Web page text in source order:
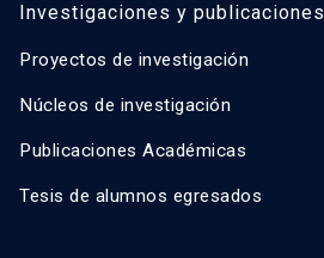
Investigaciones y publicaciones
Proyectos de investigación
Núcleos de investigación
Publicaciones Académicas
Tesis de alumnos egresados